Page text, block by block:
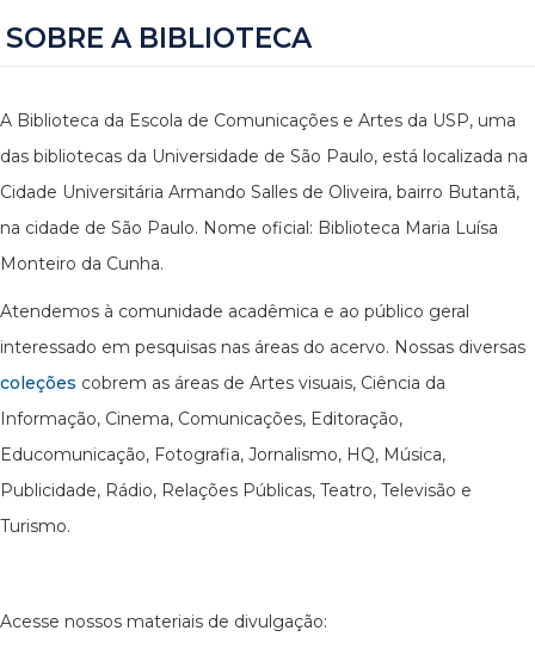
SOBRE A BIBLIOTECA
A Biblioteca da Escola de Comunicações e Artes da USP, uma
das bibliotecas da Universidade de São Paulo, está localizada na
Cidade Universitária Armando Salles de Oliveira, bairro Butantã,
na cidade de São Paulo. Nome oficial: Biblioteca Maria Luísa
Monteiro da Cunha.
Atendemos à comunidade acadêmica e ao público geral
interessado em pesquisas nas áreas do acervo. Nossas diversas
coleções cobrem as áreas de Artes visuais, Ciência da
Informação, Cinema, Comunicações, Editoração,
Educomunicação, Fotografia, Jornalismo, HQ, Música,
Publicidade, Rádio, Relações Públicas, Teatro, Televisão e
Turismo.
Acesse nossos materiais de divulgação: